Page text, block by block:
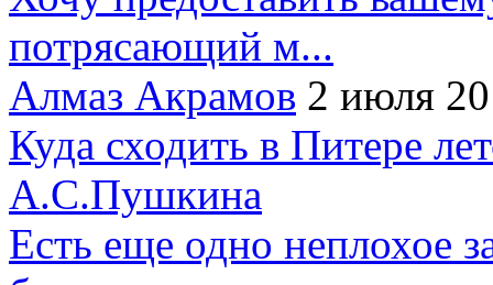
потрясающий м...
Алмаз Акрамов 2 июля
Куда сходить в Питере
А.С.Пушкина
Есть еще одно неплохое